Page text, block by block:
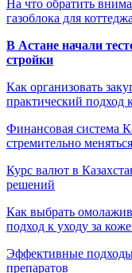
На что обратить
газоблока для коттеджа
В Астане начали
стройки
Как организовать
практический подход
Финансовая система
стремительно меняться
Курс валют в
решений
Как выбрать
подход к уходу за
Эффективные
препаратов